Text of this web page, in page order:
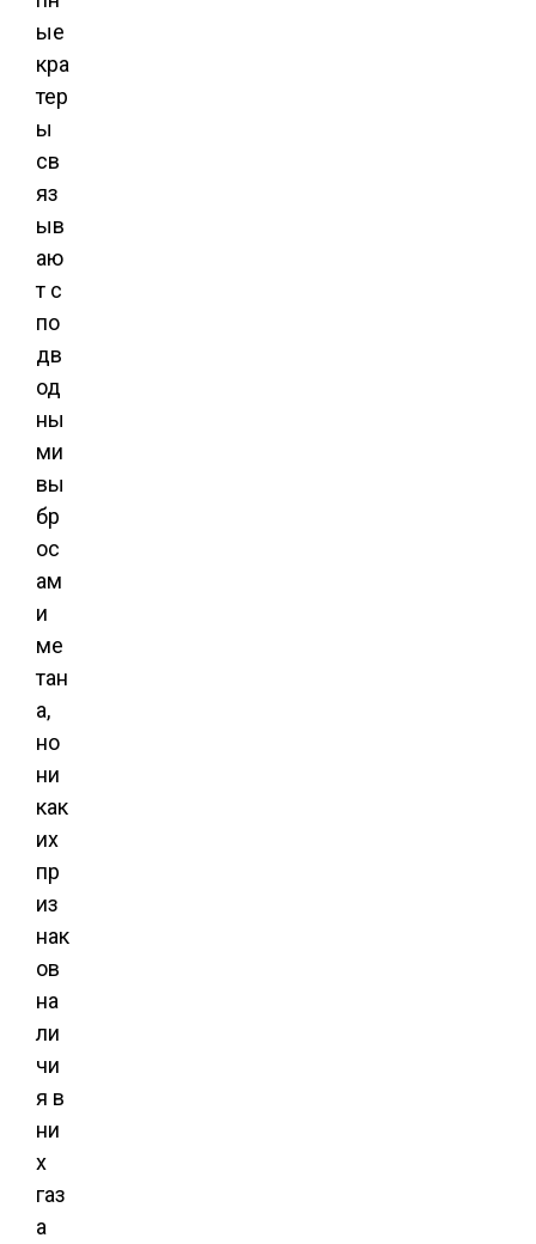
ые
кра
тер
ы
св
яз
ыв
аю
т с
по
дв
од
ны
ми
вы
бр
ос
ам
и
ме
тан
а,
но
ни
как
их
пр
из
нак
ов
на
ли
чи
я в
ни
х
газ
а